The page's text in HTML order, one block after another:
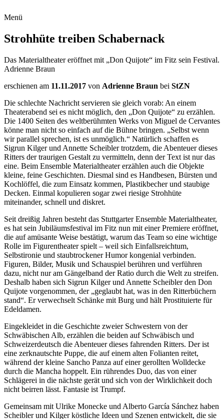
Menü
Strohhüte treiben Schabernack
Das Materialtheater eröffnet mit „Don Quijote“ im Fitz sein Festival.
Adrienne Braun
erschienen am 11.11.2017 von Adrienne Braun bei StZN
Die schlechte Nachricht servieren sie gleich vorab: An einem
Theaterabend sei es nicht möglich, den „Don Quijote“ zu erzählen.
Die 1400 Seiten des weltberühmten Werks von Miguel de Cervantes
könne man nicht so einfach auf die Bühne bringen. „Selbst wenn
wir parallel sprechen, ist es unmöglich.“ Natürlich schaffen es
Sigrun Kilger und Annette Scheibler trotzdem, die Abenteuer dieses
Ritters der traurigen Gestalt zu vermitteln, denn der Text ist nur das
eine. Beim Ensemble Materialtheater erzählen auch die Objekte
kleine, feine Geschichten. Diesmal sind es Handbesen, Bürsten und
Kochlöffel, die zum Einsatz kommen, Plastikbecher und staubige
Decken. Einmal kopulieren sogar zwei riesige Strohhüte
miteinander, schnell und diskret.
Seit dreißig Jahren besteht das Stuttgarter Ensemble Materialtheater,
es hat sein Jubiläumsfestival im Fitz nun mit einer Premiere eröffnet,
die auf amüsante Weise bestätigt, warum das Team so eine wichtige
Rolle im Figurentheater spielt – weil sich Einfallsreichtum,
Selbstironie und staubtrockener Humor kongenial verbinden.
Figuren, Bilder, Musik und Schauspiel berühren und verführen
dazu, nicht nur am Gängelband der Ratio durch die Welt zu streifen.
Deshalb haben sich Sigrun Kilger und Annette Scheibler den Don
Quijote vorgenommen, der „geglaubt hat, was in den Ritterbüchern
stand“. Er verwechselt Schänke mit Burg und hält Prostituierte für
Edeldamen.
Eingekleidet in die Geschichte zweier Schwestern von der
Schwäbischen Alb, erzählen die beiden auf Schwäbisch und
Schweizerdeutsch die Abenteuer dieses fahrenden Ritters. Der ist
eine zerknautschte Puppe, die auf einem alten Folianten reitet,
während der kleine Sancho Panza auf einer gerollten Wolldecke
durch die Mancha hoppelt. Ein rührendes Duo, das von einer
Schlägerei in die nächste gerät und sich von der Wirklichkeit doch
nicht beirren lässt. Fantasie ist Trumpf.
Gemeinsam mit Ulrike Monecke und Alberto García Sánchez haben
Scheibler und Kilger köstliche Ideen und Szenen entwickelt, die sie